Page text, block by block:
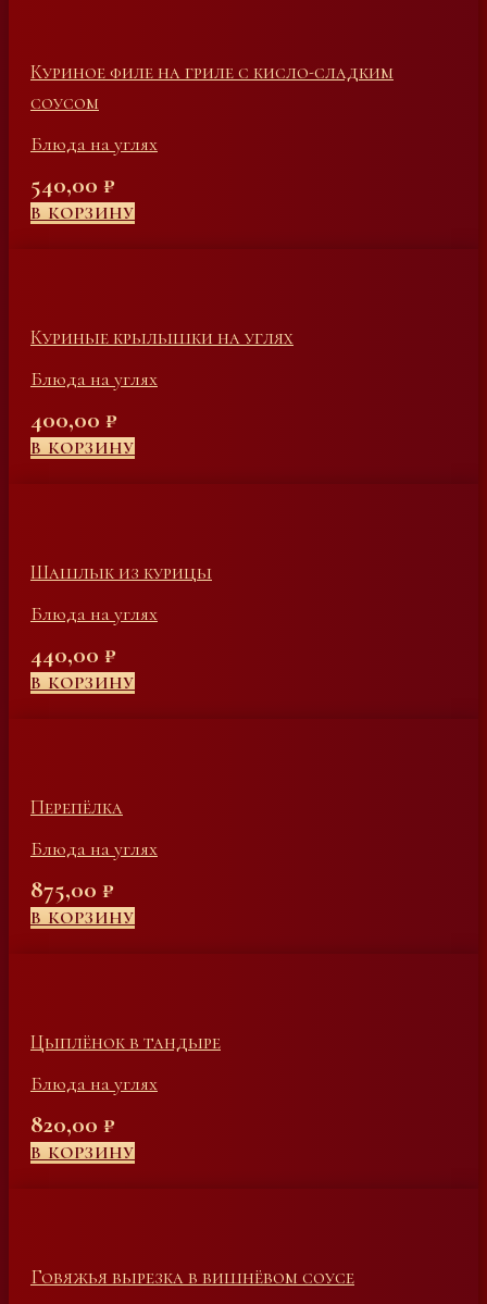
Куриное филе на гриле с кисло-сладким
соусом
Блюда на углях
540,00 ₽
В КОРЗИНУ
Куриные крылышки на углях
Блюда на углях
400,00 ₽
В КОРЗИНУ
Шашлык из курицы
Блюда на углях
440,00 ₽
В КОРЗИНУ
Перепёлка
Блюда на углях
875,00 ₽
В КОРЗИНУ
Цыплёнок в тандыре
Блюда на углях
820,00 ₽
В КОРЗИНУ
Говяжья вырезка в вишнёвом соусе